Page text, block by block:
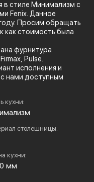
в стиле Минимализм с
Fenix. Данное
Просим обращать
как стоимость была
фурнитура
Pulse.
исполнения и
нами доступным
кухни:
столешницы:
кухни:
мм